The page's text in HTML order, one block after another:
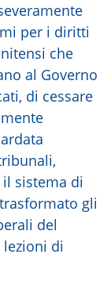
per i diritti
che
al Governo
di cessare
sistema di
gli
del
di